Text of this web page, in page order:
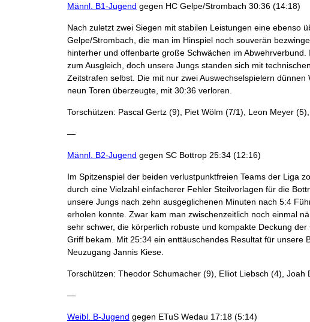
Männl. B1-Jugend gegen HC Gelpe/Strombach 30:36 (14:18)
Nach zuletzt zwei Siegen mit stabilen Leistungen eine ebenso
Gelpe/Strombach, die man im Hinspiel noch souverän
hinterher und offenbarte große Schwächen im
zum Ausgleich, doch unsere Jungs standen sich mit
Zeitstrafen selbst. Die mit nur zwei Auswechselspielern
neun Toren überzeugte, mit 30:36 verloren.
Torschützen: Pascal Gertz (9), Piet Wölm (7/1), Leon Meyer
—
Männl. B2-Jugend gegen SC Bottrop 25:34 (12:16)
Im Spitzenspiel der beiden verlustpunktfreien Teams der Liga
durch eine Vielzahl einfacherer Fehler Steilvorlagen für die
unsere Jungs nach zehn ausgeglichenen Minuten nach 5:4
erholen konnte. Zwar kam man zwischenzeitlich noch einmal
sehr schwer, die körperlich robuste und kompakte Deckung
Griff bekam. Mit 25:34 ein enttäuschendes Resultat für unsere
Neuzugang Jannis Kiese.
Torschützen: Theodor Schumacher (9), Elliot Liebsch (4),
—
Weibl. B-Jugend gegen ETuS Wedau 17:18 (5:14)